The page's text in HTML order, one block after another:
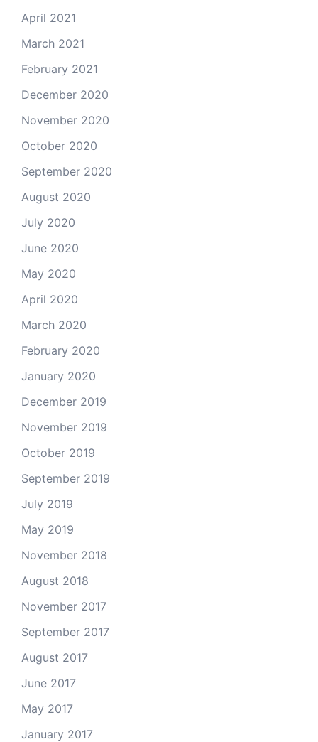
April 2021
March 2021
February 2021
December 2020
November 2020
October 2020
September 2020
August 2020
July 2020
June 2020
May 2020
April 2020
March 2020
February 2020
January 2020
December 2019
November 2019
October 2019
September 2019
July 2019
May 2019
November 2018
August 2018
November 2017
September 2017
August 2017
June 2017
May 2017
January 2017